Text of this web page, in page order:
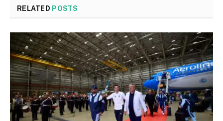
RELATED POSTS